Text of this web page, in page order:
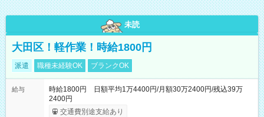
未読
大田区！軽作業！時給1800円
派遣 職種未経験OK ブランクOK
給与
時給1800円 日額平均1万4400円/月額30万2400円/残込39万
2400円
交通費別途支給あり